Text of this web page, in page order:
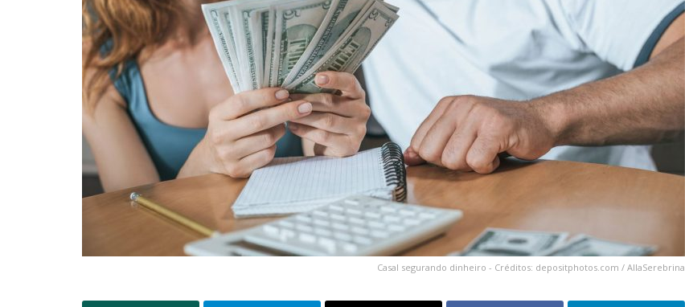
Casal segurando dinheiro - Créditos: depositphotos.com / AllaSerebrina